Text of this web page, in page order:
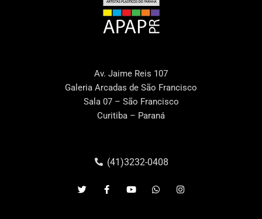
Av. Jaime Reis 107
Galeria Arcadas de São Francisco
Sala 07 – São Francisco
Curitiba – Paraná
(41)3232-0408